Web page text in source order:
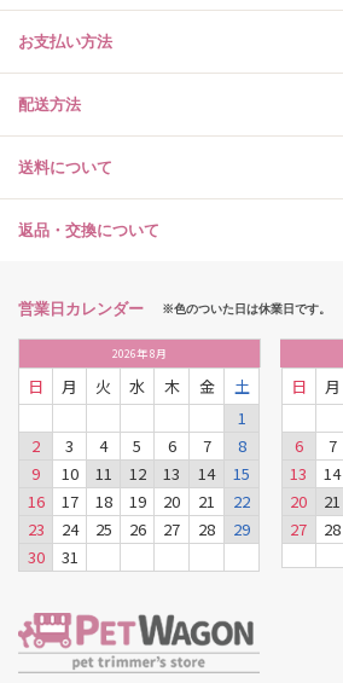
お支払い方法
配送方法
送料について
返品・交換について
営業日カレンダー ※色のついた日は休業日です。
2026年8月
日 月 火 水 木 金
土
1
2
3 4 5 6 7
8
9
10 11 12 13 14
15
16
17 18 19 20 21
22
23
24 25 26 27 28
29
30
31
日 月
6
7
13
14
20
21
27
28